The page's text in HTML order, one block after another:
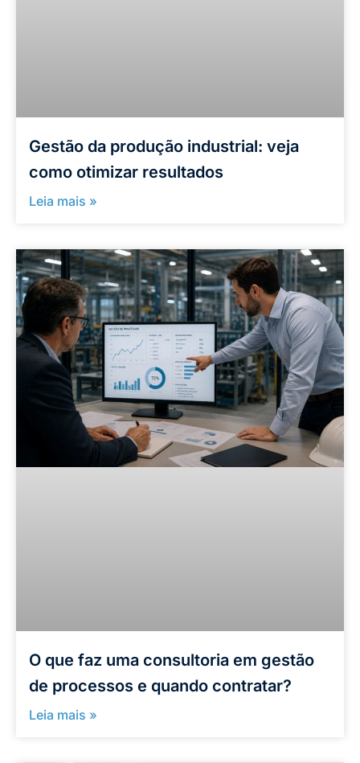
Gestão da produção industrial: veja
como otimizar resultados
Leia mais »
O que faz uma consultoria em gestão
de processos e quando contratar?
Leia mais »